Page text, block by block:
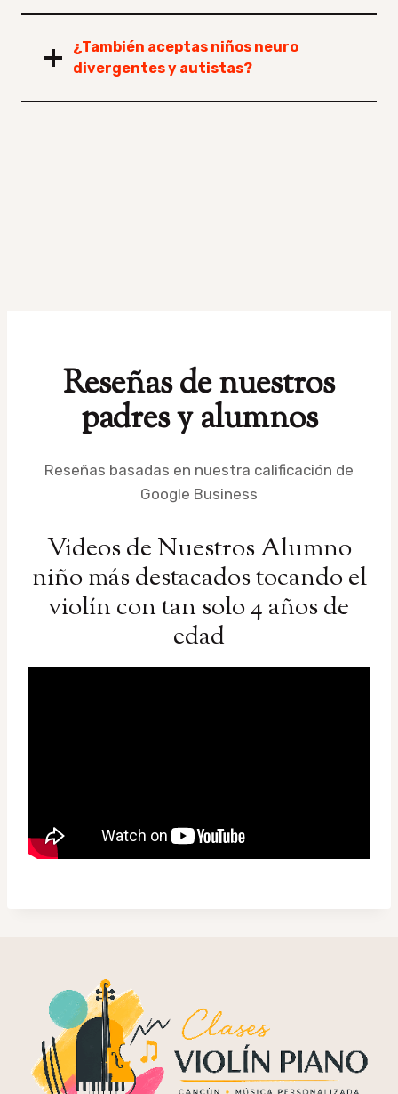
¿También aceptas niños neuro
divergentes y autistas?
Reseñas de nuestros
padres y alumnos
Reseñas basadas en nuestra calificación de
Google Business
Videos de Nuestros Alumno
niño más destacados tocando el
violín con tan solo 4 años de
edad